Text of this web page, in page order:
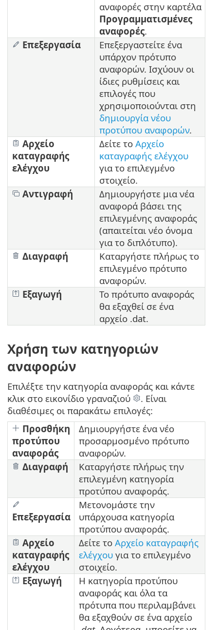
αναφορές στην καρτέλα
Προγραμματισμένες
αναφορές.
Επεξεργασία
Επεξεργαστείτε ένα
υπάρχον πρότυπο
αναφορών. Ισχύουν οι
ίδιες ρυθμίσεις και
επιλογές που
χρησιμοποιούνται στη
δημιουργία νέου
προτύπου αναφορών.
Αρχείο
καταγραφής
ελέγχου
Δείτε το Αρχείο
καταγραφής ελέγχου
για το επιλεγμένο
στοιχείο.
Αντιγραφή
Δημιουργήστε μια νέα
αναφορά βάσει της
επιλεγμένης αναφοράς
(απαιτείται νέο όνομα
για το διπλότυπο).
Διαγραφή
Καταργήστε πλήρως το
επιλεγμένο πρότυπο
αναφορών.
Εξαγωγή
Το πρότυπο αναφοράς
θα εξαχθεί σε ένα
αρχείο .dat.
Χρήση των κατηγοριών
αναφορών
Επιλέξτε την κατηγορία αναφοράς και κάντε
κλικ στο εικονίδιο γραναζιού
. Είναι
διαθέσιμες οι παρακάτω επιλογές:
Προσθήκη
προτύπου
αναφοράς
Δημιουργήστε ένα νέο
προσαρμοσμένο πρότυπο
αναφορών.
Διαγραφή
Καταργήστε πλήρως την
επιλεγμένη κατηγορία
προτύπου αναφοράς.
Επεξεργασία
Μετονομάστε την
υπάρχουσα κατηγορία
προτύπου αναφοράς.
Αρχείο
καταγραφής
ελέγχου
Δείτε το Αρχείο καταγραφής
ελέγχου για το επιλεγμένο
στοιχείο.
Εξαγωγή
Η κατηγορία προτύπου
αναφοράς και όλα τα
πρότυπα που περιλαμβάνει
θα εξαχθούν σε ένα αρχείο